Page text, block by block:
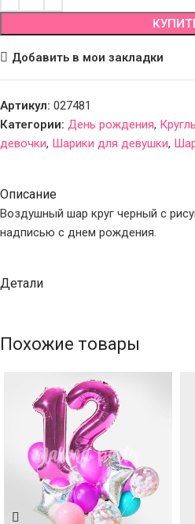
Добавить в мои закладки
Артикул: 027481
Категории: День рождения,
девочки, Шарики для девушки,
Описание
Воздушный шар круг черный с
надписью с днем рождения.
Детали
Похожие товары